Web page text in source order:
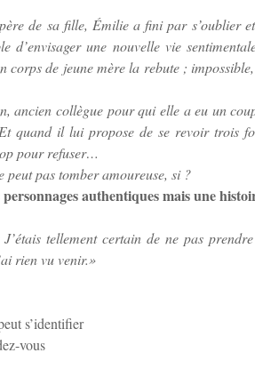
de sa fille, Émilie a fini par s’oublier
d’envisager une nouvelle vie
corps de jeune mère la rebute ;
ancien collègue pour qui elle a eu un
quand il lui propose de se revoir trois
pour refuser…
peut pas tomber amoureuse, si ?
personnages authentiques mais une
J’étais tellement certain de ne pas
rien vu venir.»
s’identifier
vous